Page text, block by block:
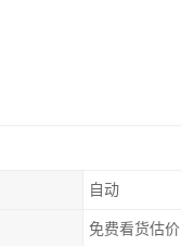
自动
免费看货估价